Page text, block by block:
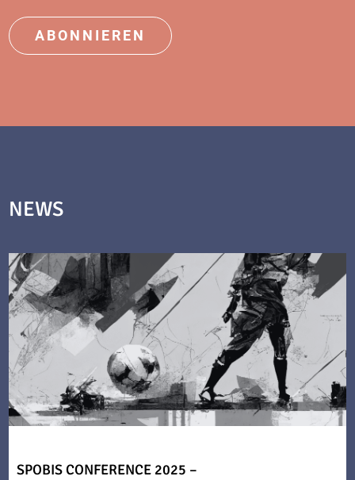
ABONNIEREN
NEWS
SPOBIS CONFERENCE 2025 –